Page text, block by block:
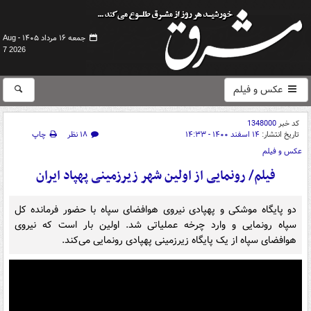
جمعه ۱۶ مرداد ۱۴۰۵ -
Aug
7 2026
عکس و فیلم
کد خبر1348000
تاریخ انتشار: ۱۴ اسفند ۱۴۰۰ - ۱۴:۳۳ ۱۸ نظر
چاپ
عکس و فیلم
فیلم/ رونمایی از اولین شهر زیرزمینی پهپاد ایران
دو پایگاه موشکی و پهپادی نیروی هوافضای سپاه با حضور فرمانده کل
سپاه رونمایی و وارد چرخه عملیاتی شد. اولین بار است که نیروی
هوافضای سپاه از یک پایگاه زیرزمینی پهپادی رونمایی می‌کند.